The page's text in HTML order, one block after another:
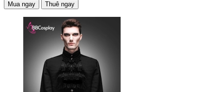
Mua ngay Thuê ngay